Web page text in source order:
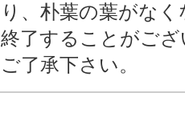
り、朴葉の葉がな
終了することがご
ご了承下さい。